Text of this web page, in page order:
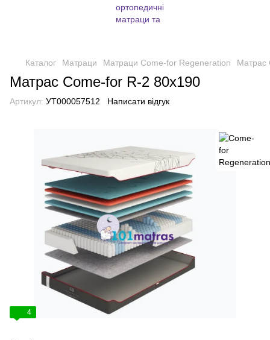
Каталог Матраци Матраци Come-for Regeneration Матрас
Матрас Come-for R-2 80x190
Артикул: УТ000057512 Написати відгук
4